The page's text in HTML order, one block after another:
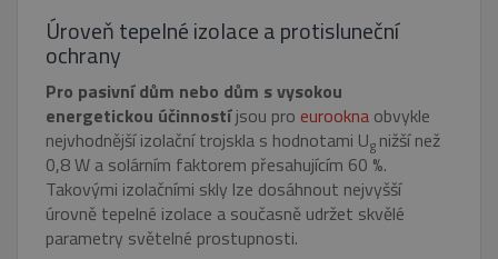
Úroveň tepelné izolace a protisluneční
ochrany
Pro pasivní dům nebo dům s vysokou
energetickou účinnostíjsou pro eurookna obvykle
nejvhodnější izolační trojskla s hodnotami Ug nižší než
0,8 W a solárním faktorem přesahujícím 60 %.
Takovými izolačními skly lze dosáhnout nejvyšší
úrovně tepelné izolace a současně udržet skvělé
parametry světelné prostupnosti.